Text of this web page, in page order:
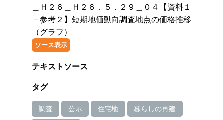
＿Ｈ２６＿Ｈ２６．５．２９＿０４【資料１
－参考２】短期地価動向調査地点の価格推移
（グラフ）
ソース表示
テキストソース
タグ
調査 公示 住宅地 暮らしの再建